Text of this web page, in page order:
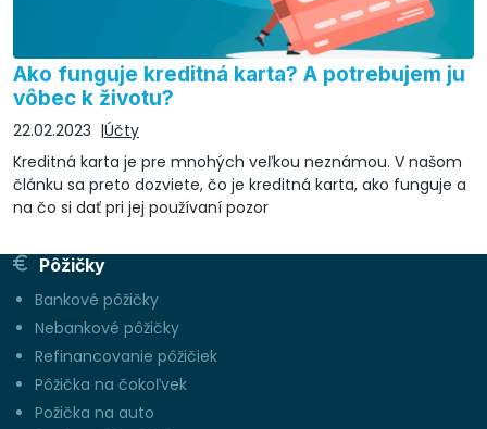
Ako funguje kreditná karta? A potrebujem ju
vôbec k životu?
22.02.2023
Účty
Kreditná karta je pre mnohých veľkou neznámou. V našom
článku sa preto dozviete, čo je kreditná karta, ako funguje a
na čo si dať pri jej používaní pozor
Pôžičky
Bankové pôžičky
Nebankové pôžičky
Refinancovanie pôžičiek
Pôžička na čokoľvek
Požička na auto